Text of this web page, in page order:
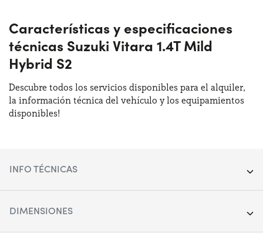
Características y especificaciones
técnicas Suzuki Vitara 1.4T Mild
Hybrid S2
Descubre todos los servicios disponibles para el alquiler,
la información técnica del vehículo y los equipamientos
disponibles!
INFO TÉCNICAS
DIMENSIONES